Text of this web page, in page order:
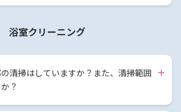
浴室クリーニング
清掃はしていますか？また、清掃範囲
？